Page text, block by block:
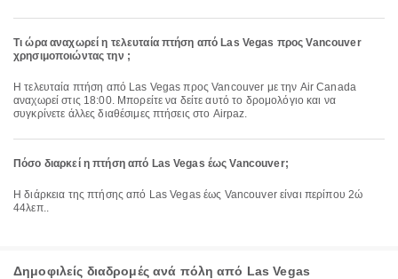
Τι ώρα αναχωρεί η τελευταία πτήση από Las Vegas προς Vancouver
χρησιμοποιώντας την ;
Η τελευταία πτήση από Las Vegas προς Vancouver με την Air Canada
αναχωρεί στις 18:00. Μπορείτε να δείτε αυτό το δρομολόγιο και να
συγκρίνετε άλλες διαθέσιμες πτήσεις στο Airpaz.
Πόσο διαρκεί η πτήση από Las Vegas έως Vancouver;
Η διάρκεια της πτήσης από Las Vegas έως Vancouver είναι περίπου 2ώ
44λεπ..
Δημοφιλείς διαδρομές ανά πόλη από Las Vegas